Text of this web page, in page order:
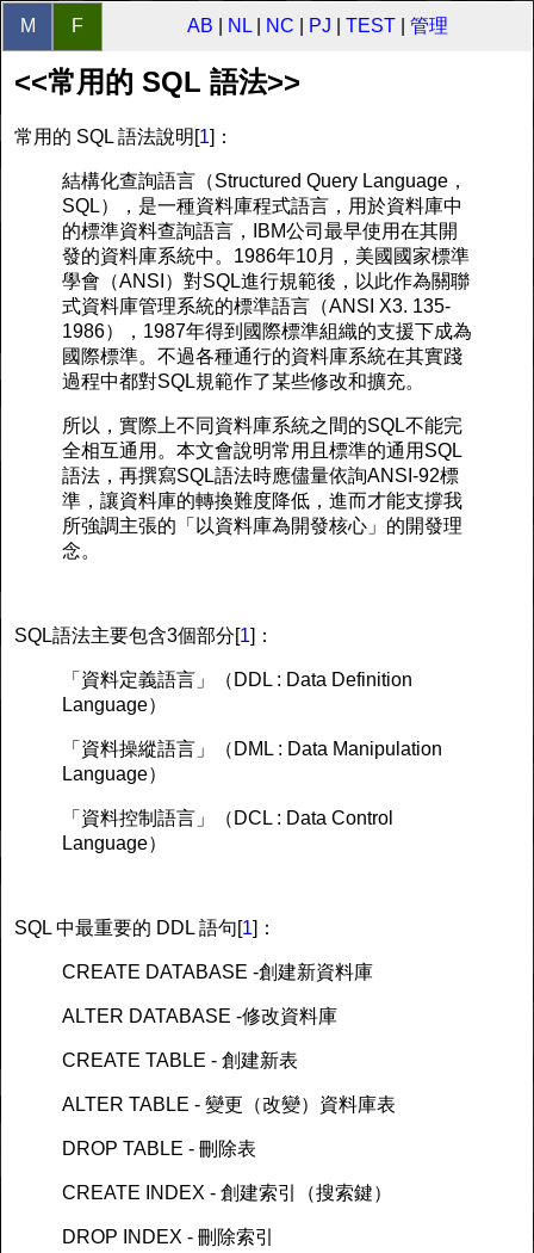
M F AB NL| NC PJ TEST 管理
<<常用的 SQL 語法>>
常用的 SQL 語法說明[1]：
結構化查詢語言（Structured Query Language，
SQL），是一種資料庫程式語言，用於資料庫中
的標準資料查詢語言，IBM公司最早使用在其開
發的資料庫系統中。1986年10月，美國國家標準
學會（ANSI）對SQL進行規範後，以此作為關聯
式資料庫管理系統的標準語言（ANSI X3. 135-
1986），1987年得到國際標準組織的支援下成為
國際標準。不過各種通行的資料庫系統在其實踐
過程中都對SQL規範作了某些修改和擴充。
所以，實際上不同資料庫系統之間的SQL不能完
全相互通用。本文會說明常用且標準的通用SQL
語法，再撰寫SQL語法時應儘量依詢ANSI-92標
準，讓資料庫的轉換難度降低，進而才能支撐我
所強調主張的「以資料庫為開發核心」的開發理
念。
SQL語法主要包含3個部分[1]：
「資料定義語言」（DDL : Data Definition
Language）
「資料操縱語言」（DML : Data Manipulation
Language）
「資料控制語言」（DCL : Data Control
Language）
SQL 中最重要的 DDL 語句[1]：
CREATE DATABASE -創建新資料庫
ALTER DATABASE -修改資料庫
CREATE TABLE - 創建新表
ALTER TABLE - 變更（改變）資料庫表
DROP TABLE - 刪除表
CREATE INDEX - 創建索引（搜索鍵）
DROP INDEX - 刪除索引